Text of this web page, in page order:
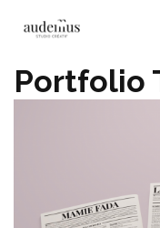
Portfolio